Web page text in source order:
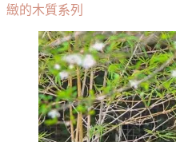
緻的木質系列